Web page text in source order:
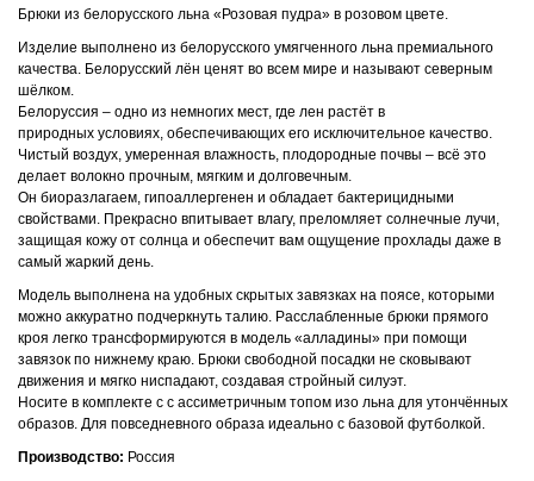
Брюки из белорусского льна «Розовая пудра» в розовом цвете.
Изделие выполнено из белорусского умягченного льна премиального
качества. Белорусский лён ценят во всем мире и называют северным
шёлком.
Белоруссия – одно из немногих мест, где лен растёт в
природных условиях, обеспечивающих его исключительное качество.
Чистый воздух, умеренная влажность, плодородные почвы – всё это
делает волокно прочным, мягким и долговечным.
Он биоразлагаем, гипоаллергенен и обладает бактерицидными
свойствами. Прекрасно впитывает влагу, преломляет солнечные лучи,
защищая кожу от солнца и обеспечит вам ощущение прохлады даже в
самый жаркий день.
Модель выполнена на удобных скрытых завязках на поясе, которыми
можно аккуратно подчеркнуть талию. Расслабленные брюки прямого
кроя легко трансформируются в модель «алладины» при помощи
завязок по нижнему краю. Брюки свободной посадки не сковывают
движения и мягко ниспадают, создавая стройный силуэт.
Носите в комплекте с с ассиметричным топом изо льна для утончённых
образов. Для повседневного образа идеально с базовой футболкой.
Производство: Россия